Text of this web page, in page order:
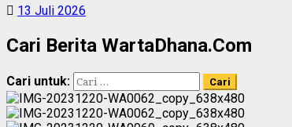
13 Juli 2026
Cari Berita WartaDhana.Com
Cari untuk: